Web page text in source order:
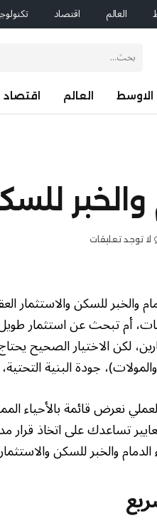
العالم اقتصاد
الاوسط العالم اقتصاد
لا توجد تعليقات
والخبر للسكن
أم تبحث عن استثمار طويل
لكن الاختيار الصحيح
جودة البنية
نعرض قائمة بالأحياء
تساعدك على اتخاذ
والخبر للسكن